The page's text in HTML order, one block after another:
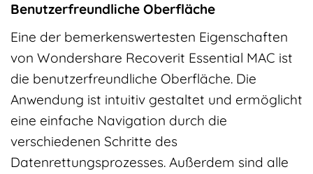
Benutzerfreundliche Oberfläche
Eine der bemerkenswertesten Eigenschaften
von Wondershare Recoverit Essential MAC ist
die benutzerfreundliche Oberfläche. Die
Anwendung ist intuitiv gestaltet und ermöglicht
eine einfache Navigation durch die
verschiedenen Schritte des
Datenrettungsprozesses. Außerdem sind alle